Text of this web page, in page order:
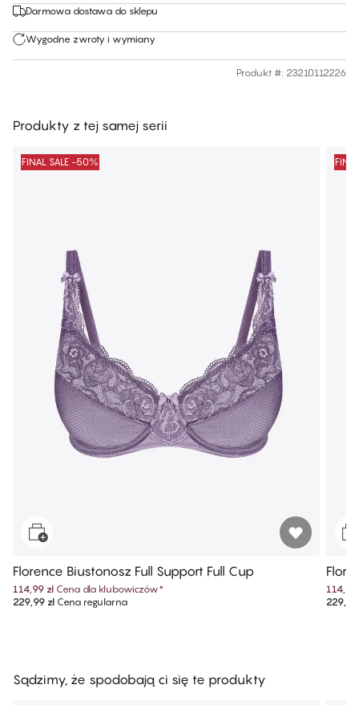
Darmowa dostawa do sklepu
Wygodne zwroty i wymiany
Produkt #: 23210112226
Produkty z tej samej serii
FINAL SALE -50%
Florence Biustonosz Full Support Full Cup
114,99 zł Cena dla klubowiczów*
229,99 złCena regularna
114,99
229,99
Sądzimy, że spodobają ci się te produkty